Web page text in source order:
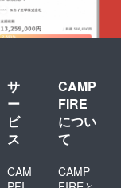
サ
ー
ビ
ス
CAM
CAMP
FIRE
につい
て
CAMP